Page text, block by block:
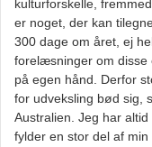
kulturforskelle,
er noget, der kan
300 dage om året, ej
forelæsninger om disse
på egen hånd. Derfor
for udveksling bød sig,
Australien. Jeg har
fylder en stor del af